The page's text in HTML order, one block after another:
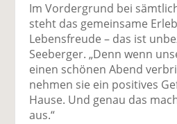
Im Vordergrund bei
steht das gemeinsame
Lebensfreude – das ist
Seeberger. „Denn wenn
einen schönen Abend
nehmen sie ein positives
Hause. Und genau das
aus.“